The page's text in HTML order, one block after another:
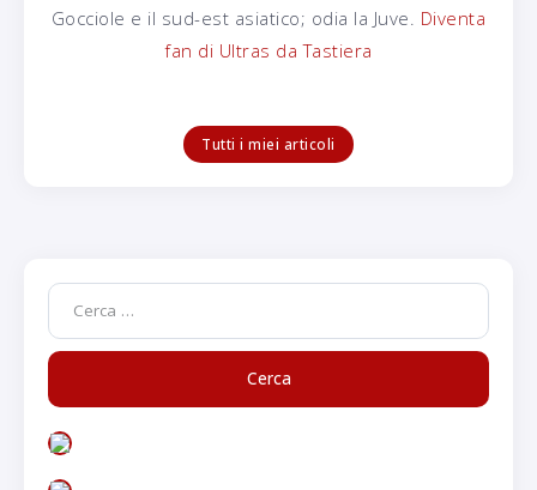
Gocciole e il sud-est asiatico; odia la Juve. Diventa
fan di Ultras da Tastiera
Tutti i miei articoli